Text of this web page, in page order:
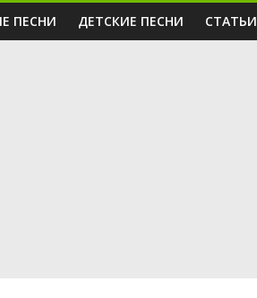
ПЕСНИ ДЕТСКИЕ ПЕСНИ СТАТЬИ